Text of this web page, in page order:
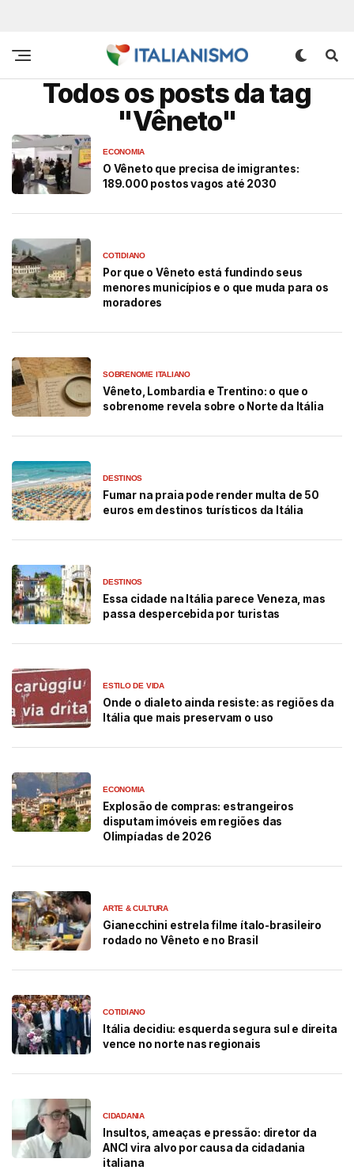
Todos os posts da tag
"Vêneto"
ECONOMIA
O Vêneto que precisa de imigrantes:
189.000 postos vagos até 2030
COTIDIANO
Por que o Vêneto está fundindo seus
menores municípios e o que muda para os
moradores
SOBRENOME ITALIANO
Vêneto, Lombardia e Trentino: o que o
sobrenome revela sobre o Norte da Itália
DESTINOS
Fumar na praia pode render multa de 50
euros em destinos turísticos da Itália
DESTINOS
Essa cidade na Itália parece Veneza, mas
passa despercebida por turistas
ESTILO DE VIDA
Onde o dialeto ainda resiste: as regiões da
Itália que mais preservam o uso
ECONOMIA
Explosão de compras: estrangeiros
disputam imóveis em regiões das
Olimpíadas de 2026
ARTE & CULTURA
Gianecchini estrela filme ítalo-brasileiro
rodado no Vêneto e no Brasil
COTIDIANO
Itália decidiu: esquerda segura sul e direita
vence no norte nas regionais
CIDADANIA
Insultos, ameaças e pressão: diretor da
ANCI vira alvo por causa da cidadania
italiana